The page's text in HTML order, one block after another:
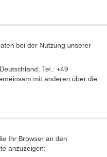
bei der Nutzung unserer
Tel.: +49
mit anderen über die
Ihr Browser an den
anzuzeigen: